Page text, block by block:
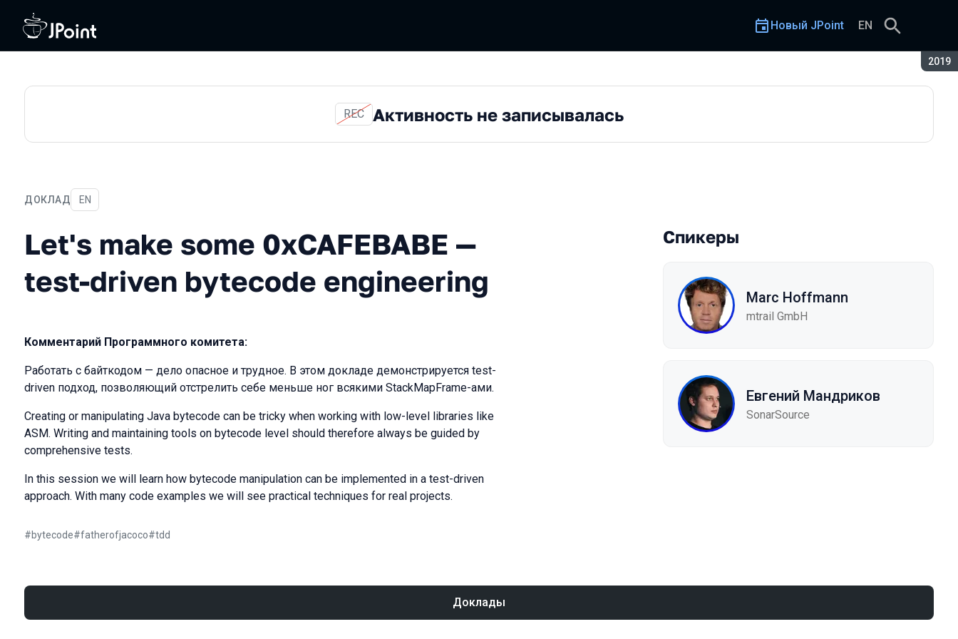
2019
Новый JPoint EN
REC Активность не записывалась
ДОКЛАД
Let's make some 0xCAFEBABE — test-driven bytecode engineering
На английском языке
EN
Let's make some 0xCAFEBABE —
test-driven bytecode engineering
Комментарий Программного комитета:
Работать с байткодом — дело опасное и трудное. В этом докладе демонстрируется test-
driven подход, позволяющий отстрелить себе меньше ног всякими StackMapFrame-ами.
Creating or manipulating Java bytecode can be tricky when working with low-level libraries like
ASM. Writing and maintaining tools on bytecode level should therefore always be guided by
comprehensive tests.
In this session we will learn how bytecode manipulation can be implemented in a test-driven
approach. With many code examples we will see practical techniques for real projects.
#bytecode#fatherofjacoco#tdd
Спикеры
Marc Hoffmann
mtrail GmbH
Евгений Мандриков
SonarSource
Доклады